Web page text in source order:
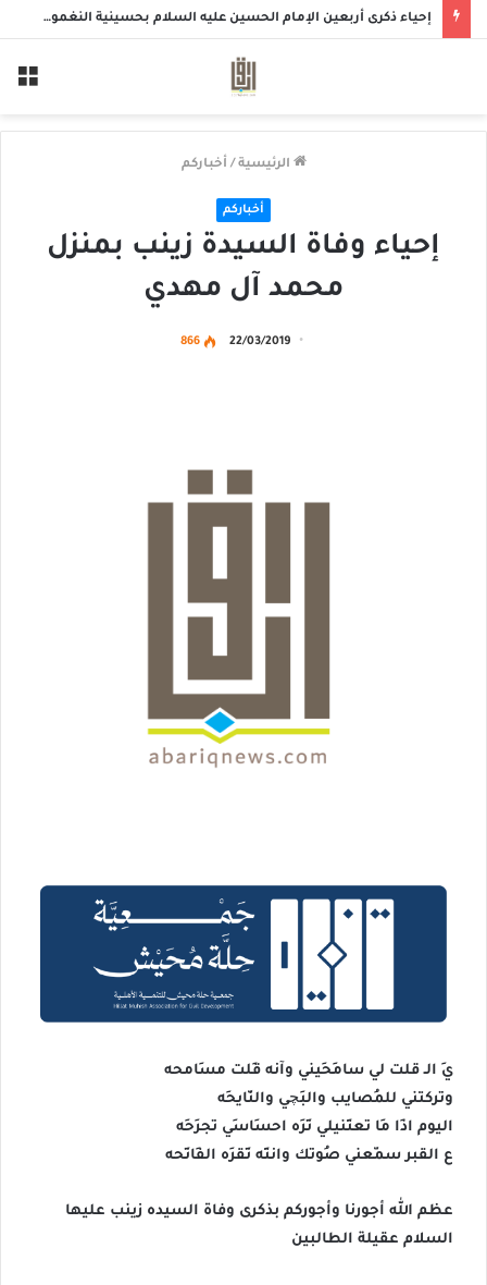
إحياء ذكرى أربعين الإمام الحسين عليه السلام بحسينية النغموش
الرئيسية / أخباركم
أخباركم
إحياء وفاة السيدة زينب بمنزل
محمد آل مهدي
22/03/2019
866
يَ الـ قلت لي سامِحِيني وآنه قِلت مسَامحه
‏وتركتني للمُصايب والبَچي والنّايحَه
‏اليوم اذَا مَا تعتِنيلي تَرَه احسَاسِي تجرَحَه
‏ع القبر سمّعني صُوتك وانتَه تِقرَه الفَاتِحه
عظم الله أجورنا وأجوركم بذكرى وفاة السيده زينب عليها
السلام عقيلة الطالبين